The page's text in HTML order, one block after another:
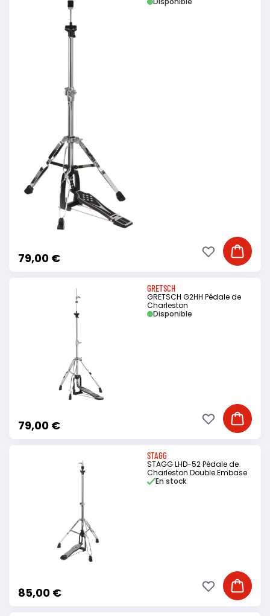
79,00 € Ajouter
Ajouter à ma
GRETSCH
GRETSCH G2HH Pédale de
Charleston
79,00 €
Disponible
Ajouter
Ajouter à ma
STAGG
STAGG LHD-52 Pédale de
Charleston Double Embase
85,00 €
En stock
Ajouter
Ajouter à ma